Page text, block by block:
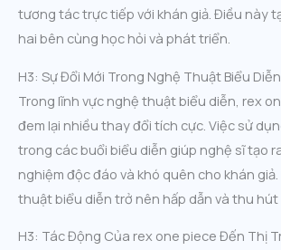
tương tác trực tiếp với khán giả. Điều này
hai bên cùng học hỏi và phát triển.
H3: Sự Đổi Mới Trong Nghệ Thuật Biểu Diễn
Trong lĩnh vực nghệ thuật biểu diễn, rex
đem lại nhiều thay đổi tích cực. Việc sử
trong các buổi biểu diễn giúp nghệ sĩ tạo
nghiệm độc đáo và khó quên cho khán
thuật biểu diễn trở nên hấp dẫn và thu hút
H3: Tác Động Của rex one piece Đến Thị